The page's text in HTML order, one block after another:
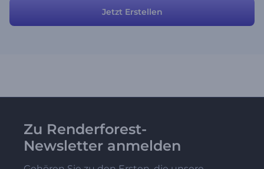
nicht benötigen. Laden Sie Ihre Medien hoch, geben Sie Ihren Text
ein und genießen Sie :)
Jetzt Erstellen
Zu Renderforest-
Newsletter anmelden